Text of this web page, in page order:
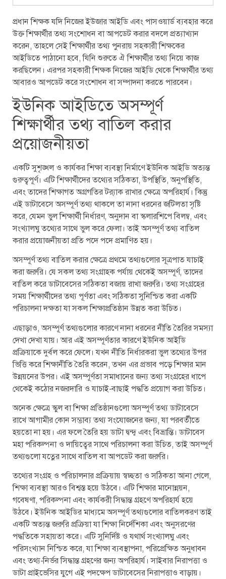
প্রধান শিক্ষক যদি নিজের ইউজার আইডি এবং পাসওয়ার্ড ব্যবহার করে
উক্ত শিক্ষার্থীর তথ্য সংশোধন বা আপডেট করার বদলে প্রত্যাখ্যান
করেন, তাহলে সেই শিক্ষার্থীর তথ্য পুনরায় সহকারী শিক্ষকের
আইডিতে পাঠানো হবে, যিনি শুরুতে ঐ শিক্ষার্থীর তথ্য নিয়ে কাজ
করছিলেন। এরপর সহকারী শিক্ষক নিজের আইডি থেকে শিক্ষার্থীর তথ্য
আবারও আপডেট করে সংশোধন বা সম্পাদনা করতে পারবেন।
ইউনিক আইডিতে অসম্পূর্ণ
শিক্ষার্থীর তথ্য বাতিল করার
প্রয়োজনীয়তা
একটি সুশৃঙ্খল ও কার্যকর শিক্ষা ব্যবস্থা নির্মাণে ইউনিক আইডি অত্যন্ত
গুরুত্বপূর্ণ। এটি শিক্ষার্থীদের তথ্যের সঠিকতা, উপস্থিতি, অনুপস্থিতি,
এবং তাদের শিক্ষাগত অগ্রগতির ট্র‍্যাক রাখার ক্ষেত্রে অপরিহার্য। কিন্তু
এই ডাটাবেসে অসম্পূর্ণ তথ্য থাকলে তা নানা ধরনের জটিলতা সৃষ্টি
করে, যেমন ভুল শিক্ষার্থী নির্ধারণ, অনুদান বা স্কলারশিপে বিলম্ব, এবং
সংখ্যালঘু তথ্যের সাথে ভুল করে ফেলা। তাই অসম্পূর্ণ তথ্য বাতিল
করার প্রয়োজনীয়তা প্রতি পদে পদে প্রমাণিত হয়।
অসম্পূর্ণ তথ্য বাতিল করার ক্ষেত্রে প্রথমে তথ্যগুলোর সূত্রপাত যাচাই
করা জরুরি। যে সকল তথ্য সংগ্রাহক পর্যায় থেকেই অসম্পূর্ণ, তাদের
বাতিল করে ডাটাবেসের সঠিকতা বজায় রাখা জরুরি। তথ্য সংগ্রহের
সময় শিক্ষার্থীদের তথ্য পূর্ণতা এবং সঠিকতা সুনিশ্চিত করা একটি
পরিচালনা দক্ষতা যা সকল শিক্ষাপ্রতিষ্ঠান উন্নত করা উচিত।
এছাড়াও, অসম্পূর্ণ তথ্যগুলোর কারণে নানা ধরনের নীতি তৈরির সমস্যা
দেখা দেখা যায়। আর এই অসম্পূর্ণতার কারণে ইউনিক আইডি
প্রক্রিয়াকে দুর্বল করে ফেলে। যখন নীতি নির্ধারকরা ভুল তথ্যের উপর
ভিত্তি করে শিক্ষানীতি তৈরি করেন, তখন এর প্রভাব পড়ে শিক্ষার মান
উন্নয়নের উপর। এই অসম্পূর্ণতা সমাধানের জন্য তথ্য সংগ্রহের ধাপে
থেকেই কঠোর নজরদারি ও যাচাই-বাছাই পদ্ধতি প্রয়োগ করা উচিত।
অনেক ক্ষেত্রে স্কুল বা শিক্ষা প্রতিষ্ঠানগুলো অসম্পূর্ণ তথ্য ডাটাবেসে
রাখে আগামীর কোন সম্ভাব্য তথ্য সংযোজনের জন্য, যা পরবর্তীতে
হয়তো না হয়। এর ফলে তৈরি হয় ডাটা দ্বন্দ্ব এবং বিভ্রান্তি। ডাটাবেস
মহা পরিকল্পনা ও দায়িত্বের সাথে পরিচালনা করা উচিত, তাই অসম্পূর্ণ
তথ্যগুলো যত্নের সাথে বাতিল বা আপডেট করা জরুরি।
তথ্যের সংগ্রহ ও পরিচালনার প্রক্রিয়ায় স্বচ্ছতা ও সঠিকতা আনা গেলে,
শিক্ষা ব্যবস্থা আরও বিশ্বস্ত হয়ে উঠবে। এটি শিক্ষার মানোন্নয়ন,
গবেষণা, পরিকল্পনা এবং কার্যকরী সিদ্ধান্ত গ্রহণে অপরিহার্য হয়ে
উঠবে। ইউনিক আইডির মাধ্যমে অসম্পূর্ণ তথ্যগুলোর বাতিলকরণ তাই
একটি অত্যন্ত জরুরি প্রক্রিয়া যা শিক্ষা নির্দেশিকা এবং অনুসরণের
পদ্ধতিকে সহায়তা করে। এটি সুনির্দিষ্ট ও যথার্থ সংখ্যালঘু এবং
পরিসংখ্যান নিশ্চিত করে, যা শিক্ষা ব্যবস্থাপনা, পরিপ্রেক্ষিত অনুধাবন
এবং তথ্য-নির্ভর সিদ্ধান্ত গ্রহণের জন্য অপরিহার্য। সাইবার নিরাপত্তা ও
ডাটা প্রাইভেসির যুগে এই পদক্ষেপ ডাটাবেসের নিরাপত্তাও বাড়ায়।